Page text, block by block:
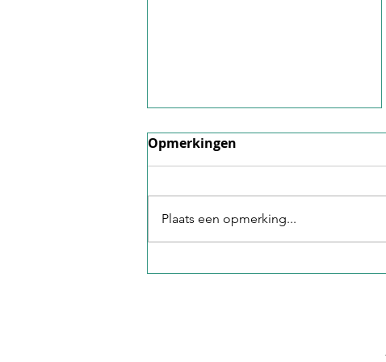
Factsheet juni 2026
Hier is onze factsheet voor juni
Opmerkingen
Plaats een opmerking...